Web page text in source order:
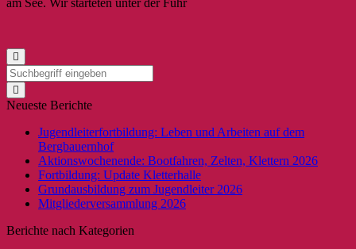
Neueste Berichte
Jugendleiterfortbildung: Leben und Arbeiten auf dem
Bergbauernhof
Aktionswochenende: Bootfahren, Zelten, Klettern 2026
Fortbildung: Update Kletterhalle
Grundausbildung zum Jugendleiter 2026
Mitgliederversammlung 2026
Berichte nach Kategorien